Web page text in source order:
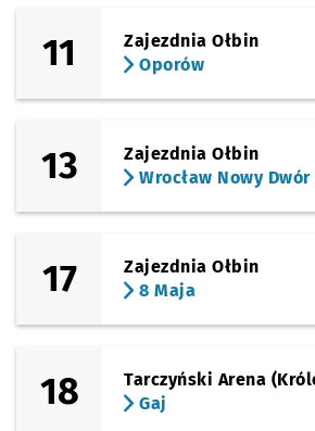
11
Zajezdnia Ołbin
Oporów
13
Zajezdnia Ołbin
Wrocław Nowy Dwór
17
Zajezdnia Ołbin
8 Maja
18
Tarczyński Arena
Gaj